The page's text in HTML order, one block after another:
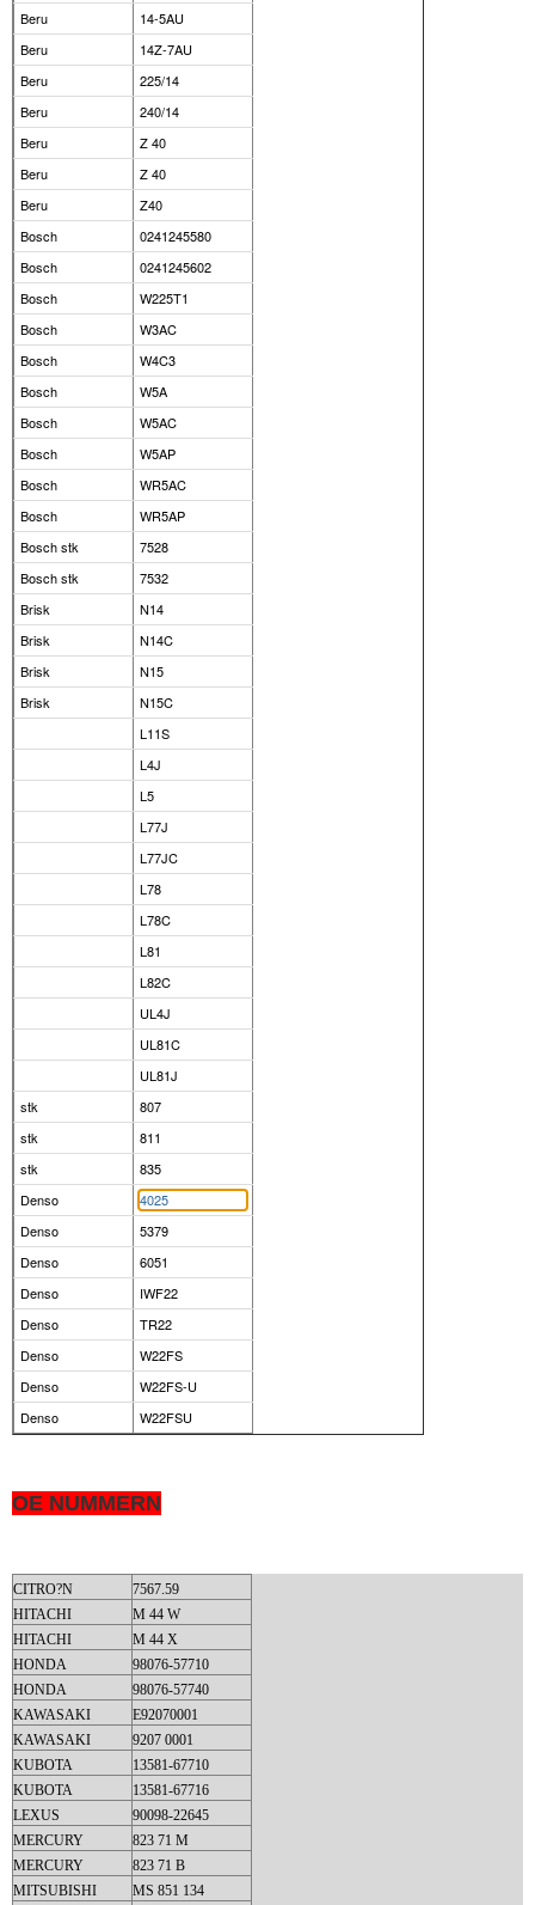
Beru
14-5AU
Beru
14Z-7AU
Beru
225/14
Beru
240/14
Beru
Z 40
Beru
Z 40
Beru
Z40
Bosch
0241245580
Bosch
0241245602
Bosch
W225T1
Bosch
W3AC
Bosch
W4C3
Bosch
W5A
Bosch
W5AC
Bosch
W5AP
Bosch
WR5AC
Bosch
WR5AP
Bosch stk
7528
Bosch stk
7532
Brisk
N14
Brisk
N14C
Brisk
N15
Brisk
N15C
L11S
L4J
L5
L77J
L77JC
L78
L78C
L81
L82C
UL4J
UL81C
UL81J
stk
807
stk
811
stk
835
Denso
4025
Denso
5379
Denso
6051
Denso
IWF22
Denso
TR22
Denso
W22FS
Denso
W22FS-U
Denso
W22FSU
OE NUMMERN
CITRO?N
7567.59
HITACHI
M 44 W
HITACHI
M 44 X
HONDA
98076-57710
HONDA
98076-57740
KAWASAKI
E92070001
KAWASAKI
9207 0001
KUBOTA
13581-67710
KUBOTA
13581-67716
LEXUS
90098-22645
MERCURY
823 71 M
MERCURY
823 71 B
MITSUBISHI
MS 851 134